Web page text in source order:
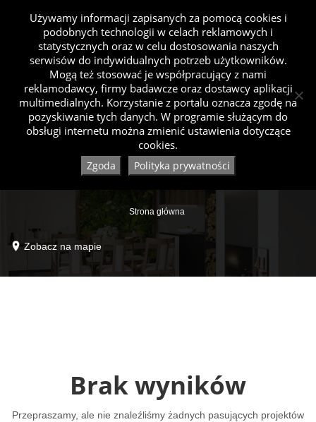
Strona główna
Zobacz na mapie
Brak wyników
Przepraszamy, ale nie znaleźliśmy żadnych pasujących projektów
Używamy informacji zapisanych za pomocą cookies i
podobnych technologii w celach reklamowych i
statystycznych oraz w celu dostosowania naszych
serwisów do indywidualnych potrzeb użytkowników.
Mogą też stosować je współpracujący z nami
reklamodawcy, firmy badawcze oraz dostawcy aplikacji
multimedialnych. Korzystanie z portalu oznacza zgodę na
pozyskiwanie tych danych. W programie służącym do
obsługi internetu można zmienić ustawienia dotyczące
cookies.
Zgoda Polityka prywatności